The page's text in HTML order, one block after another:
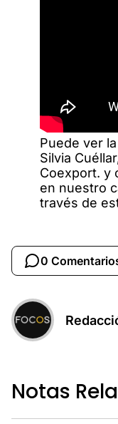
Puede ver
Silvia
Coexport. y
en nuestro
través de
0
Notas